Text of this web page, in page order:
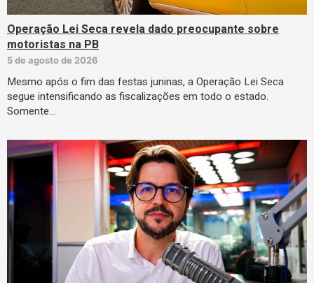
Operação Lei Seca revela dado preocupante sobre
motoristas na PB
5 de agosto de 2026
Mesmo após o fim das festas juninas, a Operação Lei Seca
segue intensificando as fiscalizações em todo o estado.
Somente…